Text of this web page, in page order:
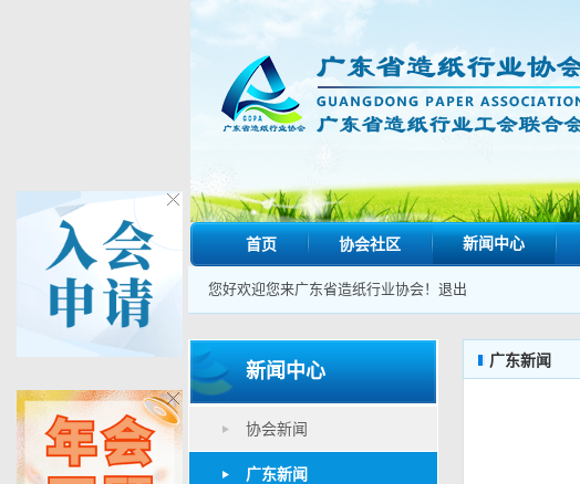
首页 协会社区 新闻中心
您好欢迎您来广东省造纸行业协会！ 退出
新闻中心
协会新闻
广东新闻
广东新闻